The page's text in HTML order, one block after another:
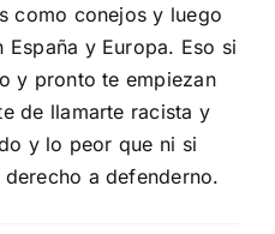
como conejos y luego
España y Europa. Eso si
y pronto te empiezan
de llamarte racista y
y lo peor que ni si
a defenderno.